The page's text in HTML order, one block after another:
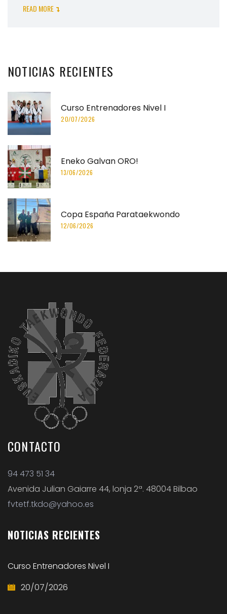
READ MORE
NOTICIAS RECIENTES
Curso Entrenadores Nivel I
20/07/2026
Eneko Galvan ORO!
13/06/2026
Copa España Parataekwondo
12/06/2026
CONTACTO
94 473 51 34
Avenida Julian Gaiarre 44, lonja 2ª. 48004 Bilbao
fvtetf.tkdo@yahoo.es
NOTICIAS RECIENTES
Curso Entrenadores Nivel I
20/07/2026